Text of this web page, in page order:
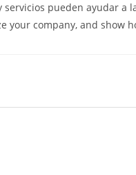
pueden ayudar a
your company, and show